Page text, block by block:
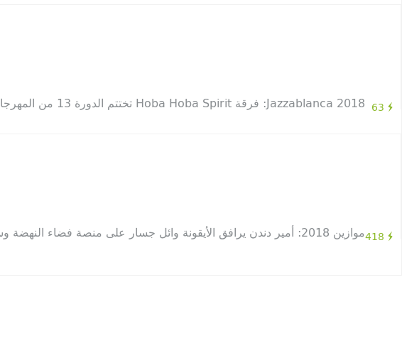
Jazzablanca 2018: فرقة Hoba Hoba Spirit تختتم الدورة 13 من المهرجان وهكذا مر الحفل ..
موازين 2018: أمير دندن يرافق الأيقونة وائل جسار على منصة فضاء النهضة وسط أجواء هستيرية من المعجبين